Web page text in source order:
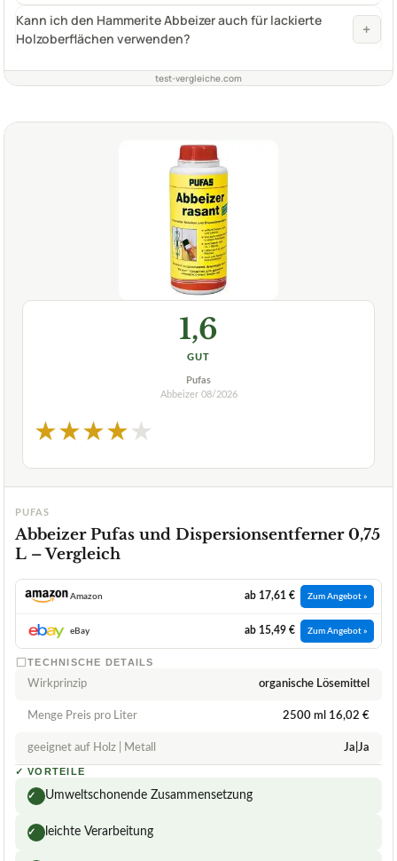
Kann ich den Hammerite Abbeizer auch für lackierte
Holzoberflächen verwenden?
+
test-vergleiche.com
1,6
GUT
Pufas
Abbeizer 08/2026
★★★★★
PUFAS
Abbeizer Pufas und Dispersionsentferner 0,75
L – Vergleich
Amazon ab 17,61 € Zum Angebot »
eBay ab 15,49 € Zum Angebot »
TECHNISCHE DETAILS
Wirkprinzip organische Lösemittel
Menge Preis pro Liter 2500 ml 16,02 €
geeignet auf Holz | Metall Ja|Ja
✓ VORTEILE
✓ Umweltschonende Zusammensetzung
✓ leichte Verarbeitung